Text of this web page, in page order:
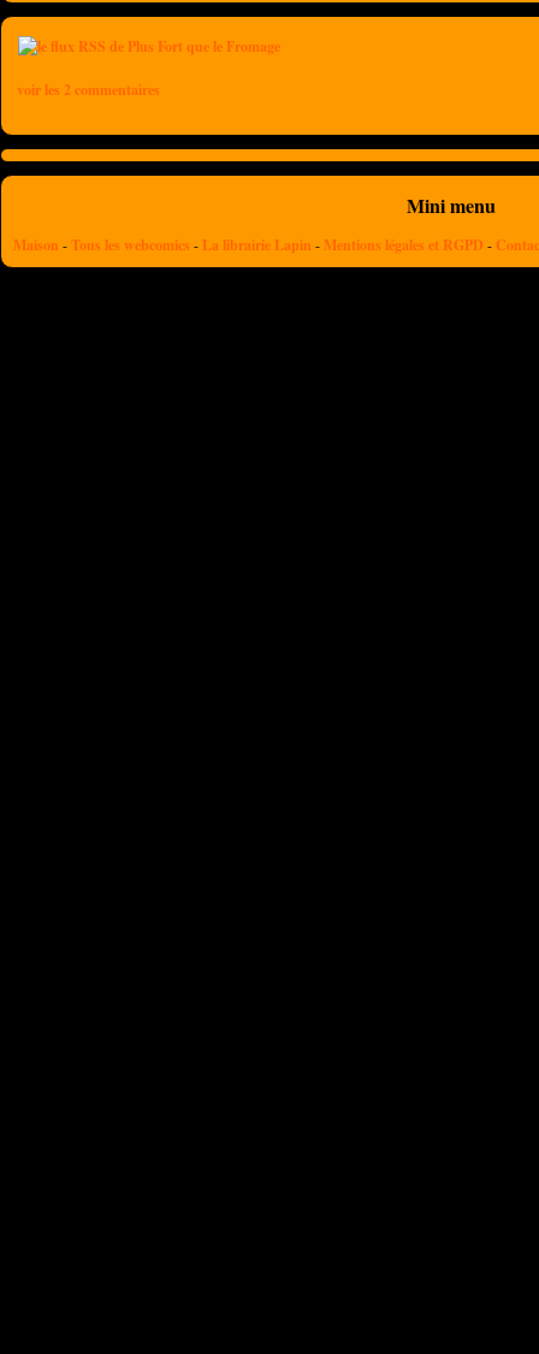
voir les 2 commentaires
Mini menu
Maison -Tous les webcomics - La librairie Lapin - Mentions légales et RGPD -